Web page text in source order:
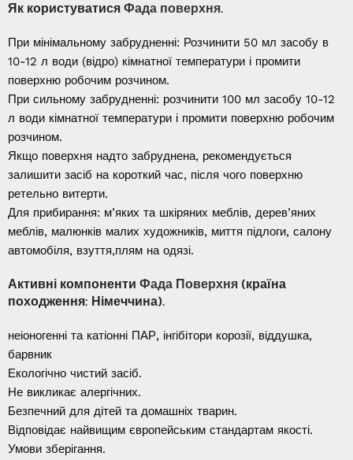
Як користуватися Фада поверхня.
При мінімальному забрудненні: Розчинити 50 мл засобу в
10-12 л води (відро) кімнатної температури і промити
поверхню робочим розчином.
При сильному забрудненні: розчинити 100 мл засобу 10-12
л води кімнатної температури і промити поверхню робочим
розчином.
Якщо поверхня надто забруднена, рекомендується
залишити засіб на короткий час, після чого поверхню
ретельно витерти.
Для прибирання: м’яких та шкіряних меблів, дерев’яних
меблів, малюнків малих художників, миття підлоги, салону
автомобіля, взуття,плям на одязі.
Активні компоненти Фада Поверхня (країна
походження: Німеччина).
неіоногенні та катіонні ПАР, інгібітори корозії, віддушка,
барвник
Екологічно чистий засіб.
Не викликає алергічних.
Безпечний для дітей та домашніх тварин.
Відповідає найвищим європейським стандартам якості.
Умови зберігання.